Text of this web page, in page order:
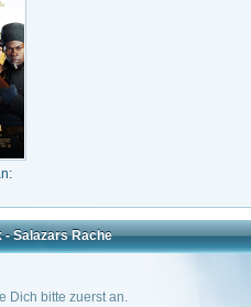
Salazars Rache
Dich bitte zuerst an.